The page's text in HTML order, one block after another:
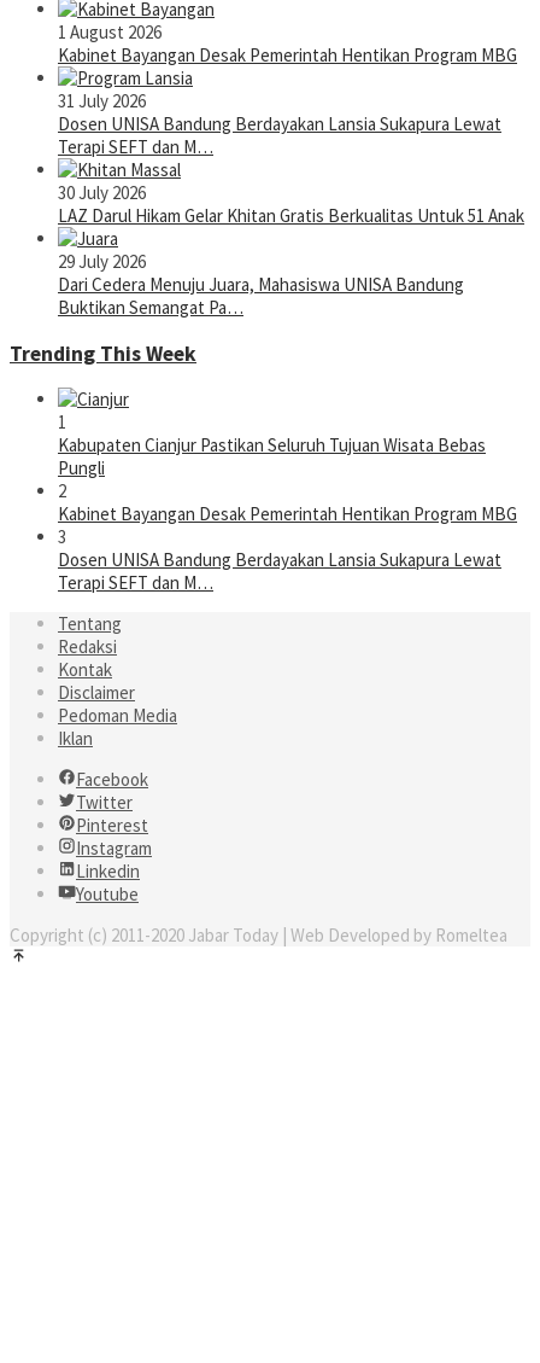
1 August 2026
Kabinet Bayangan Desak Pemerintah Hentikan Program MBG
31 July 2026
Dosen UNISA Bandung Berdayakan Lansia Sukapura Lewat
Terapi SEFT dan M…
30 July 2026
LAZ Darul Hikam Gelar Khitan Gratis Berkualitas Untuk 51 Anak
29 July 2026
Dari Cedera Menuju Juara, Mahasiswa UNISA Bandung
Buktikan Semangat Pa…
Trending This Week
1
Kabupaten Cianjur Pastikan Seluruh Tujuan Wisata Bebas
Pungli
2
Kabinet Bayangan Desak Pemerintah Hentikan Program MBG
3
Dosen UNISA Bandung Berdayakan Lansia Sukapura Lewat
Terapi SEFT dan M…
Tentang
Redaksi
Kontak
Disclaimer
Pedoman Media
Iklan
Facebook
Twitter
Pinterest
Instagram
Linkedin
Youtube
Copyright (c) 2011-2020 Jabar Today | Web Developed by Romeltea